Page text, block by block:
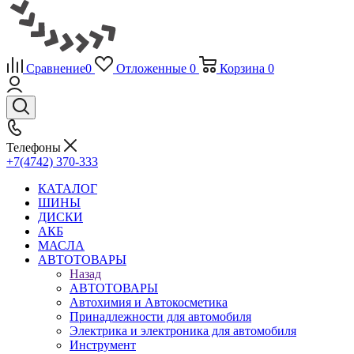
Сравнение0 Отложенные 0 Корзина 0
Телефоны
+7(4742) 370-333
КАТАЛОГ
ШИНЫ
ДИСКИ
АКБ
МАСЛА
АВТОТОВАРЫ
Назад
АВТОТОВАРЫ
Автохимия и Автокосметика
Принадлежности для автомобиля
Электрика и электроника для автомобиля
Инструмент